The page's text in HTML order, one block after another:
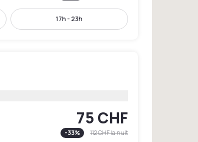
17h - 23h
75 CHF
-33% 112 CHFla nuit